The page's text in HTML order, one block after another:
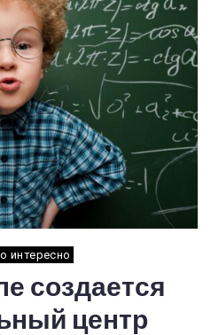
интересно
создается
центр